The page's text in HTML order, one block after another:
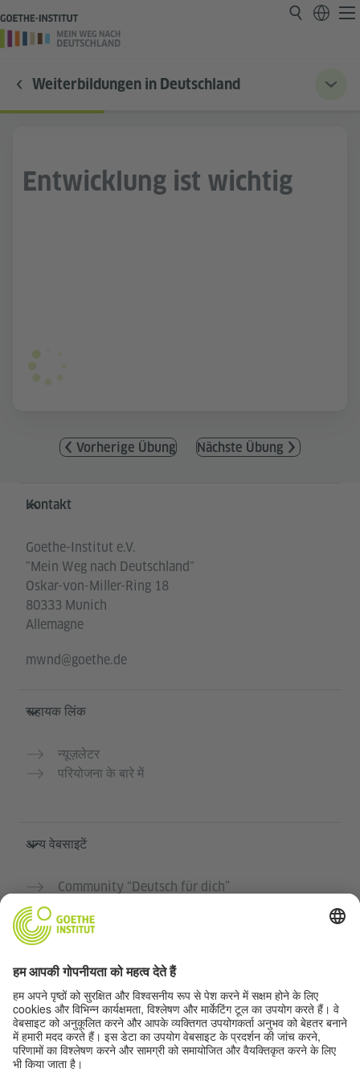
Weiterbildungen in Deutschland
Entwicklung ist wichtig
Vorherige Übung Nächste Übung
Service- und Informationsbereich
Kontakt
Goethe-Institut e.V.
"Mein Weg nach Deutschland"
Oskar-von-Miller-Ring 18
80333 Munich
Allemagne
mwnd@goethe.de
सहायक लिंक
न्यूज़लेटर
परियोजना के बारे में
अन्य वेबसाइटें
Community “Deutsch für dich”
गोएथे संस्थान के जर्मन पाठ्यक्रम
गोपनीयता और सुगम्यता
गोपनीयता सेटिंग्स